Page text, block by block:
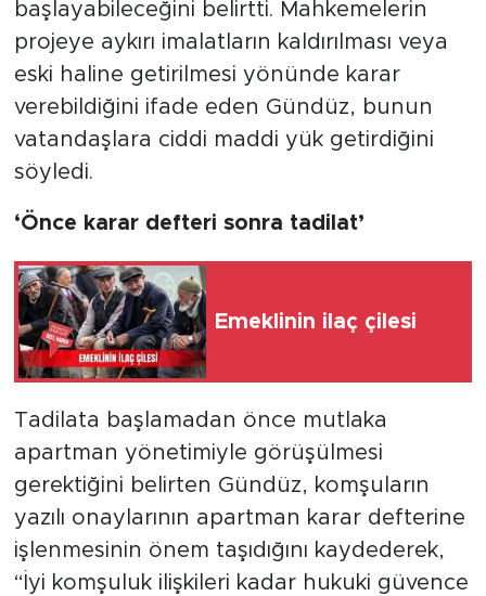
başlayabileceğini belirtti. Mahkemelerin
projeye aykırı imalatların kaldırılması veya
eski haline getirilmesi yönünde karar
verebildiğini ifade eden Gündüz, bunun
vatandaşlara ciddi maddi yük getirdiğini
söyledi.
‘Önce karar defteri sonra tadilat’
Emeklinin ilaç çilesi
Tadilata başlamadan önce mutlaka
apartman yönetimiyle görüşülmesi
gerektiğini belirten Gündüz, komşuların
yazılı onaylarının apartman karar defterine
işlenmesinin önem taşıdığını kaydederek,
“İyi komşuluk ilişkileri kadar hukuki güvence